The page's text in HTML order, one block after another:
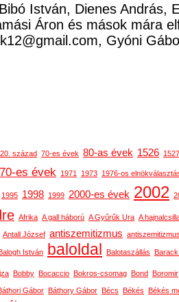
István, Dienes András,
Áron és mások mára
Gyóni
20. század 70-es évek 80-as évek 1526 1527
es évek 1971 1973 1976-os
1995 1998 1999 2000-es évek 2002
Afrika A gall háború A Gyűrűk Ura A
Antall József antiszemitizmus
István baloldal Balotaszállás
Bobby Bocaccio Bokros-csomag Bond Boromir
Gábor Báthory Gábor Bécs Békés Békés